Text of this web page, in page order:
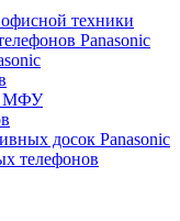
техники
Panasonic
МФУ
досок Panasonic
телефонов